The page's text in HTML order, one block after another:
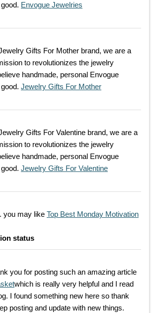
Envogue Jewelries
Gifts For Mother brand, we are a
to revolutionizes the jewelry
handmade, personal Envogue
Jewelry Gifts For Mother
Gifts For Valentine brand, we are a
to revolutionizes the jewelry
handmade, personal Envogue
Jewelry Gifts For Valentine
you may like Top Best Monday Motivation
status
you for posting such an amazing article
which is really very helpful and I read
I found something new here so thank
posting and update with new things.